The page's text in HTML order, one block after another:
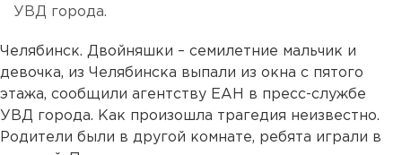
УВД города.
Челябинск. Двойняшки – семилетние мальчик и
девочка, из Челябинска выпали из окна с пятого
этажа, сообщили агентству ЕАН в пресс-службе
УВД города. Как произошла трагедия неизвестно.
Родители были в другой комнате, ребята играли в